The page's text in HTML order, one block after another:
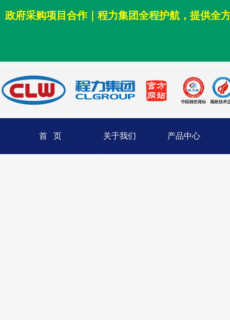
政府采购项目合作｜程力集团全程护航，提供全
首 页 关于我们 产品中心